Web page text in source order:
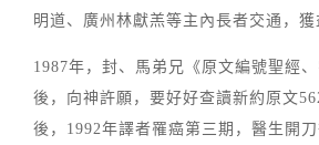
明道、廣州林獻羔等主內長者交通，獲
1987年，封、馬弟兄《原文編號聖經
後，向神許願，要好好查讀新約原文
後，1992年譯者罹癌第三期，醫生開